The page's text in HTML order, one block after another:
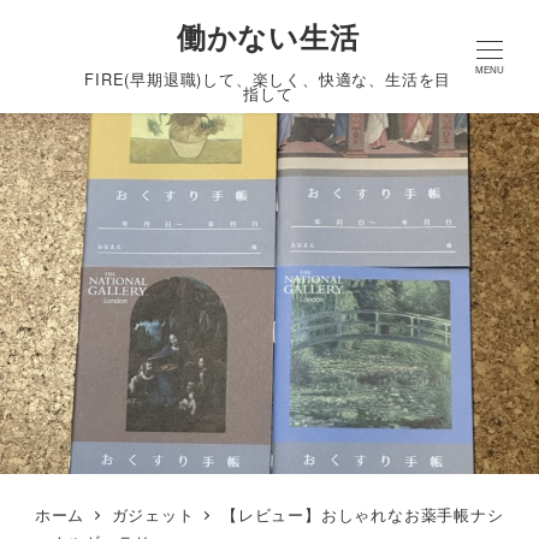
働かない生活
FIRE(早期退職)して、楽しく、快適な、生活を目
指して
MENU
ホーム ガジェット
【レビュー】おしゃれなお薬手帳ナシ